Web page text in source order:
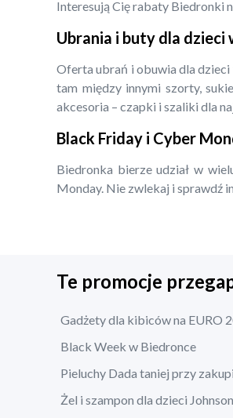
Interesują Cię rabaty Biedronki
Ubrania i buty dla dzieci
Oferta ubrań i obuwia dla dzieci
tam między innymi szorty,
akcesoria – czapki i szaliki dla
Black Friday i Cyber
Biedronka bierze udział w
Monday. Nie zwlekaj i sprawdź
Te promocje
Gadżety dla kibiców na EURO
Black Week w Biedronce
Pieluchy Dada taniej przy
Żel i szampon dla dzieci